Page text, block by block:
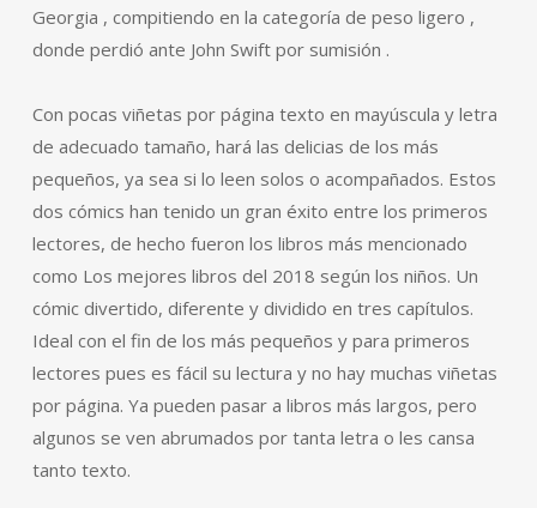
Georgia , compitiendo en la categoría de peso ligero ,
donde perdió ante John Swift por sumisión .
Con pocas viñetas por página texto en mayúscula y letra
de adecuado tamaño, hará las delicias de los más
pequeños, ya sea si lo leen solos o acompañados. Estos
dos cómics han tenido un gran éxito entre los primeros
lectores, de hecho fueron los libros más mencionado
como Los mejores libros del 2018 según los niños. Un
cómic divertido, diferente y dividido en tres capítulos.
Ideal con el fin de los más pequeños y para primeros
lectores pues es fácil su lectura y no hay muchas viñetas
por página. Ya pueden pasar a libros más largos, pero
algunos se ven abrumados por tanta letra o les cansa
tanto texto.